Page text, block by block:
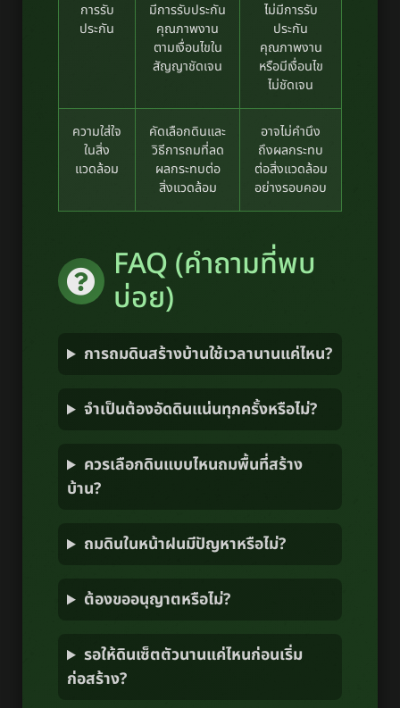
การรับ
ประกัน
มีการรับประกัน
คุณภาพงาน
ตามเงื่อนไขใน
สัญญาชัดเจน
ไม่มีการรับ
ประกัน
คุณภาพงาน
หรือมีเงื่อนไข
ไม่ชัดเจน
ความใส่ใจ
ในสิ่ง
แวดล้อม
คัดเลือกดินและ
วิธีการถมที่ลด
ผลกระทบต่อ
สิ่งแวดล้อม
อาจไม่คำนึง
ถึงผลกระทบ
ต่อสิ่งแวดล้อม
อย่างรอบคอบ
FAQ (คำถามที่พบ
บ่อย)
การถมดินสร้างบ้านใช้เวลานานแค่ไหน?
จำเป็นต้องอัดดินแน่นทุกครั้งหรือไม่?
ควรเลือกดินแบบไหนถมพื้นที่สร้าง
บ้าน?
ถมดินในหน้าฝนมีปัญหาหรือไม่?
ต้องขออนุญาตหรือไม่?
รอให้ดินเซ็ตตัวนานแค่ไหนก่อนเริ่ม
ก่อสร้าง?